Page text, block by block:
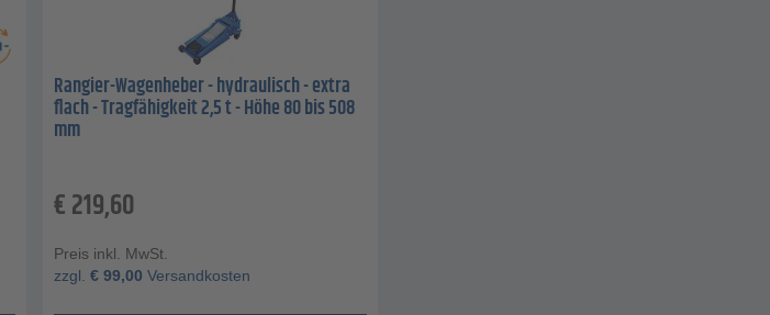
Rangier-Wagenheber - hydraulisch - extra
flach - Tragfähigkeit 2,5 t - Höhe 80 bis 508
mm
€219,60
Preis inkl. MwSt.
zzgl. € 99,00 Versandkosten